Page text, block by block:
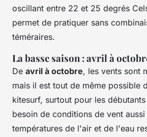
oscillant entre 22 et 25 degrés
permet de pratiquer sans
téméraires.
La basse saison : avril à
De avril à octobre, les vents sont
mais il est tout de même possible
kitesurf, surtout pour les
besoin de conditions de vent
températures de l'air et de l'eau